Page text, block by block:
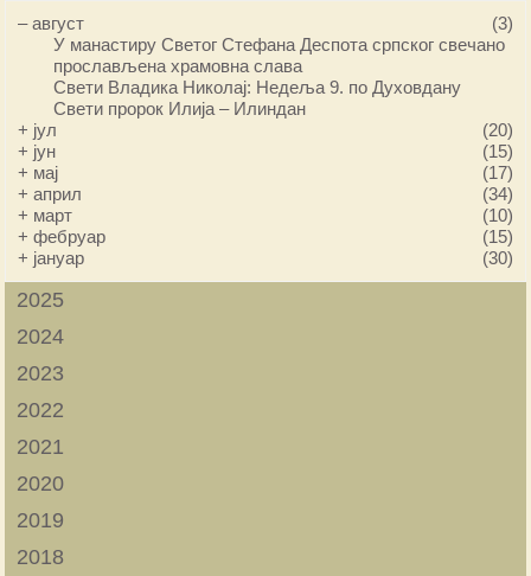
–август
(3)
У манастиру Светог Стефана Деспота српског свечано
прослављена храмовна слава
Свети Владика Николај: Недеља 9. по Духовдану
Свети пророк Илија – Илиндан
+ јул
(20)
+ јун
(15)
+ мај
(17)
+април
(34)
+ март
(10)
+фебруар
(15)
+ јануар (30)
2025
2024
2023
2022
2021
2020
2019
2018